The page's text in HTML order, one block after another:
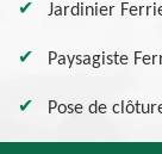
Jardinier
Paysagiste
Pose de